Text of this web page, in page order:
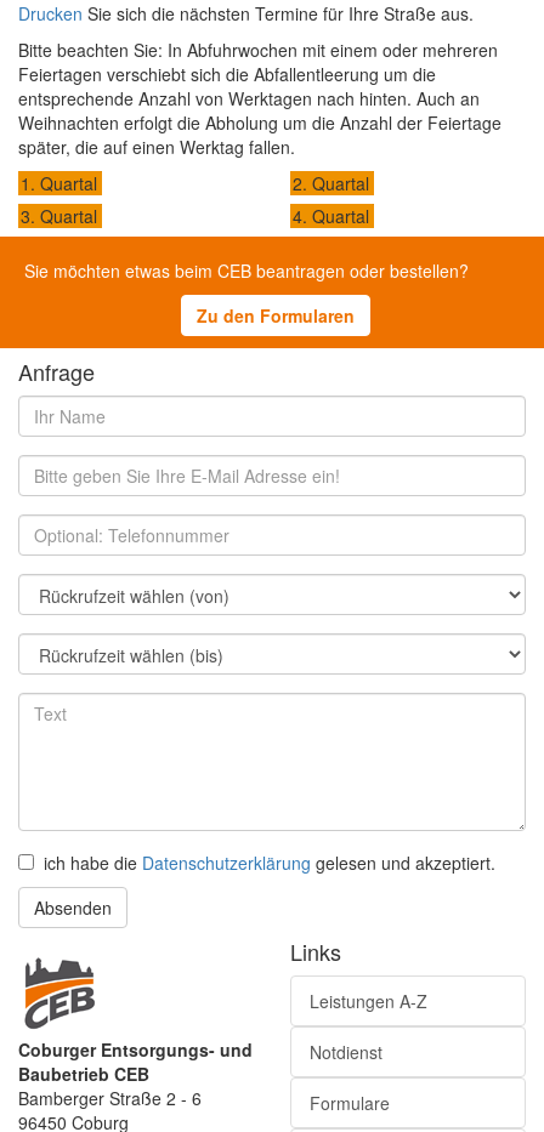
Drucken Sie sich die nächsten Termine für Ihre Straße aus.
Bitte beachten Sie: In Abfuhrwochen mit einem oder mehreren
Feiertagen verschiebt sich die Abfallentleerung um die
entsprechende Anzahl von Werktagen nach hinten. Auch an
Weihnachten erfolgt die Abholung um die Anzahl der Feiertage
später, die auf einen Werktag fallen.
1. Quartal
2. Quartal
3. Quartal
4. Quartal
Sie möchten etwas beim CEB beantragen oder bestellen?
Zu den Formularen
Anfrage
ich habe die Datenschutzerklärung gelesen und akzeptiert.
Absenden
Coburger Entsorgungs- und
Baubetrieb CEB
Bamberger Straße 2 - 6
96450 Coburg
Links
Leistungen A-Z
Notdienst
Formulare